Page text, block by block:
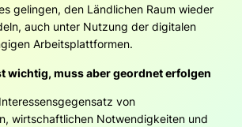
gelingen, den Ländlichen Raum wieder
auch unter Nutzung der digitalen
Arbeitsplattformen.
wichtig, muss aber geordnet erfolgen
von
wirtschaftlichen Notwendigkeiten und